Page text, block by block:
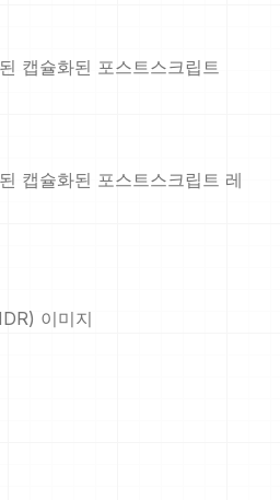
캡슐화된 포스트스크립트
캡슐화된 포스트스크립트 레
이미지